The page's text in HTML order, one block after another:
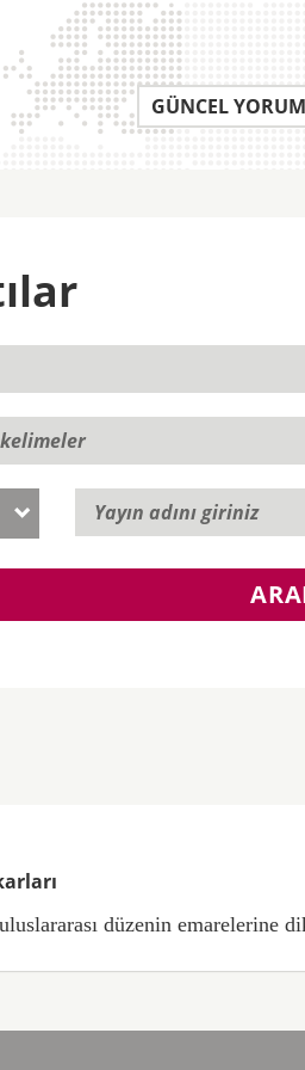
GÜNCEL
düzenin emarelerine